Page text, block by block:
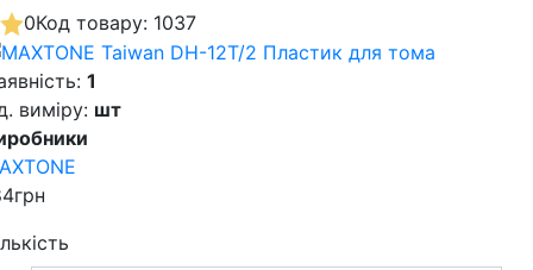
0Код товару: 1037
1
виміру: шт